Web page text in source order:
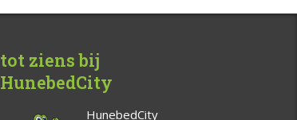
tot ziens bij
HunebedCity
HunebedCity